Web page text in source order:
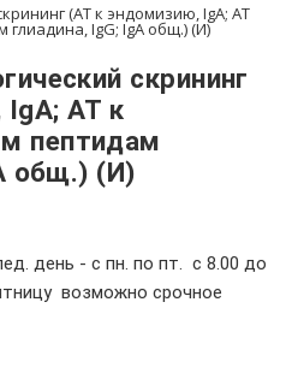
(АТ к эндомизию, IgA; АТ
IgG; IgA общ.) (И)
скрининг
АТ к
пептидам
общ.) (И)
день - с пн. по пт. с 8.00 до
возможно срочное